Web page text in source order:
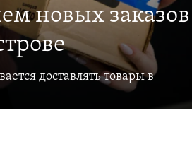
новых заказов
доставлять товары в